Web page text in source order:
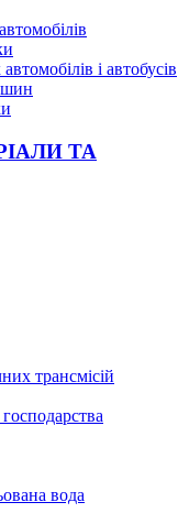
і автобусів
ТА
трансмісій
вода